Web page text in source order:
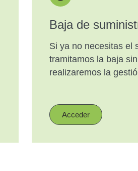
Baja de
Si ya no necesitas el
tramitamos la baja
realizaremos la
Acceder